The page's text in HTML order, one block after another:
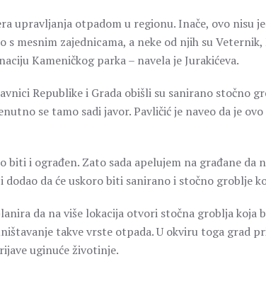
upravljanja otpadom u regionu. Inače, ovo nisu
s mesnim zajednicama, a neke od njih su
Kameničkog parka – navela je Jurakićeva.
Republike i Grada obišli su sanirano stočno
se tamo sadi javor. Pavličić je naveo da je
biti i ograđen. Zato sada apelujem na građane da
da će uskoro biti sanirano i stočno groblje
da na više lokacija otvori stočna groblja koja
takve vrste otpada. U okviru toga grad
uginuće životinje.